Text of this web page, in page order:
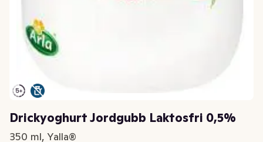
Drickyoghurt Jordgubb Laktosfri 0,5%
350 ml, Yalla®